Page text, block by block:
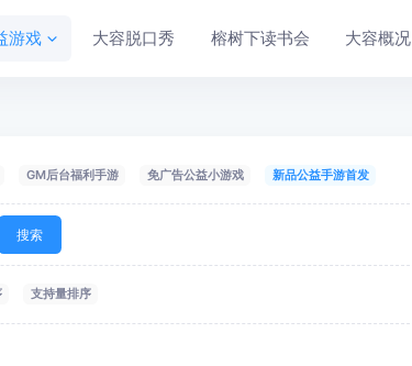
游戏 大容脱口秀 榕树下读书会 大容概况
GM后台福利手游 免广告公益小游戏 新品公益手游首发
搜索
支持量排序